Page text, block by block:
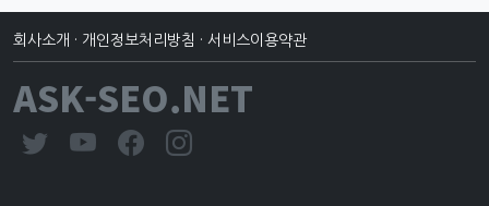
회사소개 · 개인정보처리방침 · 서비스이용약관
ASK-SEO.NET